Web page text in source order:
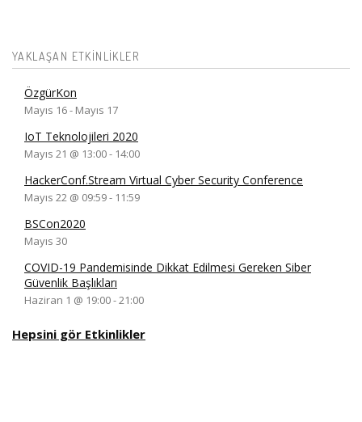
YAKLAŞAN ETKINLIKLER
ÖzgürKon
Mayıs 16- Mayıs 17
IoT Teknolojileri 2020
Mayıs 21 @ 13:00- 14:00
HackerConf.Stream Virtual Cyber Security Conference
Mayıs 22 @ 09:59- 11:59
BSCon2020
Mayıs 30
COVID-19 Pandemisinde Dikkat Edilmesi Gereken Siber
Güvenlik Başlıkları
Haziran 1 @ 19:00-21:00
Hepsini gör Etkinlikler